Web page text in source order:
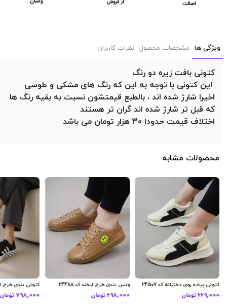
ویژگی ها مشخصات محصول نظرات کاربران
کتونی بافت زیره دو رنگ
این کتونی با توجه به این که رنگ های مشکی و طوسی
اخیرا شارژ شده اند ، بالطبع قیمتشون نسبت به بقیه رنگ ها
که قبل تر شارژ شده اند گران تر هستند
اختلاف قیمت حدودا 30 هزار تومان می باشد
محصولات مشابه
کتونی پیاده روی دخترانه کد 24507
669,000 تومان
ونس بندی طرح لبخند کد 24488
698,000 تومان
کتونی بندی طرح
798,000 تومان